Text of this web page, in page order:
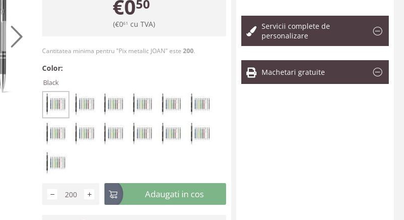
€050
(€061 cu TVA)
Cantitatea minima pentru "Pix metalic JOAN" este 200.
Color:
Black
+
− Adaugati in cos
Servicii complete de
personalizare
Machetari gratuite